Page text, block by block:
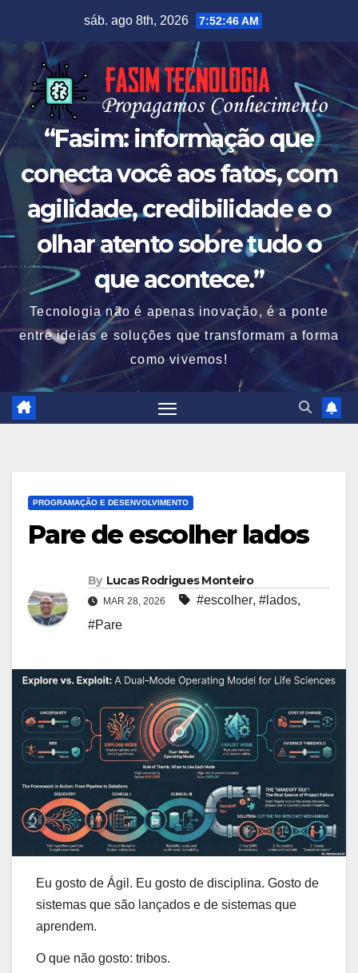
sáb. ago 8th, 2026 7:52:48 AM
“Fasim: informação que
conecta você aos fatos, com
agilidade, credibilidade e o
olhar atento sobre tudo o
que acontece.”
Tecnologia não é apenas inovação, é a ponte
entre ideias e soluções que transformam a forma
como vivemos!
PROGRAMAÇÃO E DESENVOLVIMENTO
Pare de escolher lados
By Lucas Rodrigues Monteiro
MAR 28, 2026 #escolher, #lados,
#Pare
Eu gosto de Ágil. Eu gosto de disciplina. Gosto de
sistemas que são lançados e de sistemas que
aprendem.
O que não gosto: tribos.